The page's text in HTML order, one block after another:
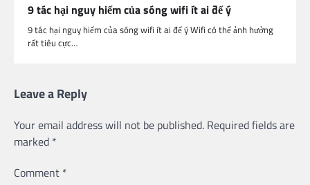
9 tác hại nguy hiểm của sóng wifi ít ai để ý
9 tác hại nguy hiểm của sóng wifi ít ai để ý Wifi có thể ảnh hưởng
rất tiêu cực…
Leave a Reply
Your email address will not be published. Required fields are
marked *
Comment *